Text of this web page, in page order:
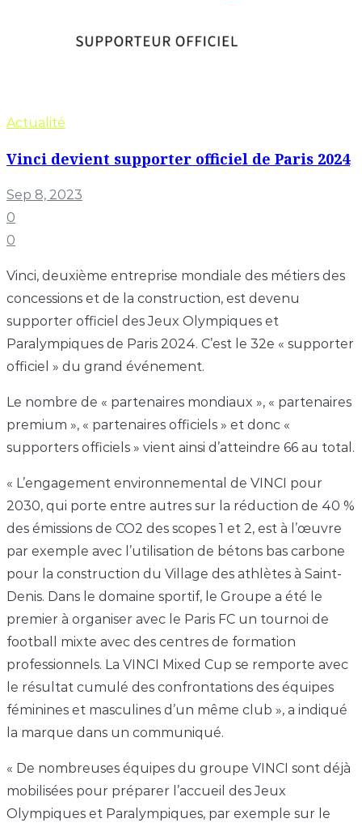
Actualité
Vinci devient supporter officiel de Paris 2024
Sep 8, 2023
0
0
Vinci, deuxième entreprise mondiale des métiers des
concessions et de la construction, est devenu
supporter officiel des Jeux Olympiques et
Paralympiques de Paris 2024. C’est le 32e « supporter
officiel » du grand événement.
Le nombre de « partenaires mondiaux », « partenaires
premium », « partenaires officiels » et donc «
supporters officiels » vient ainsi d’atteindre 66 au total.
« L’engagement environnemental de VINCI pour
2030, qui porte entre autres sur la réduction de 40 %
des émissions de CO2 des scopes 1 et 2, est à l’œuvre
par exemple avec l’utilisation de bétons bas carbone
pour la construction du Village des athlètes à Saint-
Denis. Dans le domaine sportif, le Groupe a été le
premier à organiser avec le Paris FC un tournoi de
football mixte avec des centres de formation
professionnels. La VINCI Mixed Cup se remporte avec
le résultat cumulé des confrontations des équipes
féminines et masculines d’un même club », a indiqué
la marque dans un communiqué.
« De nombreuses équipes du groupe VINCI sont déjà
mobilisées pour préparer l’accueil des Jeux
Olympiques et Paralympiques, par exemple sur le